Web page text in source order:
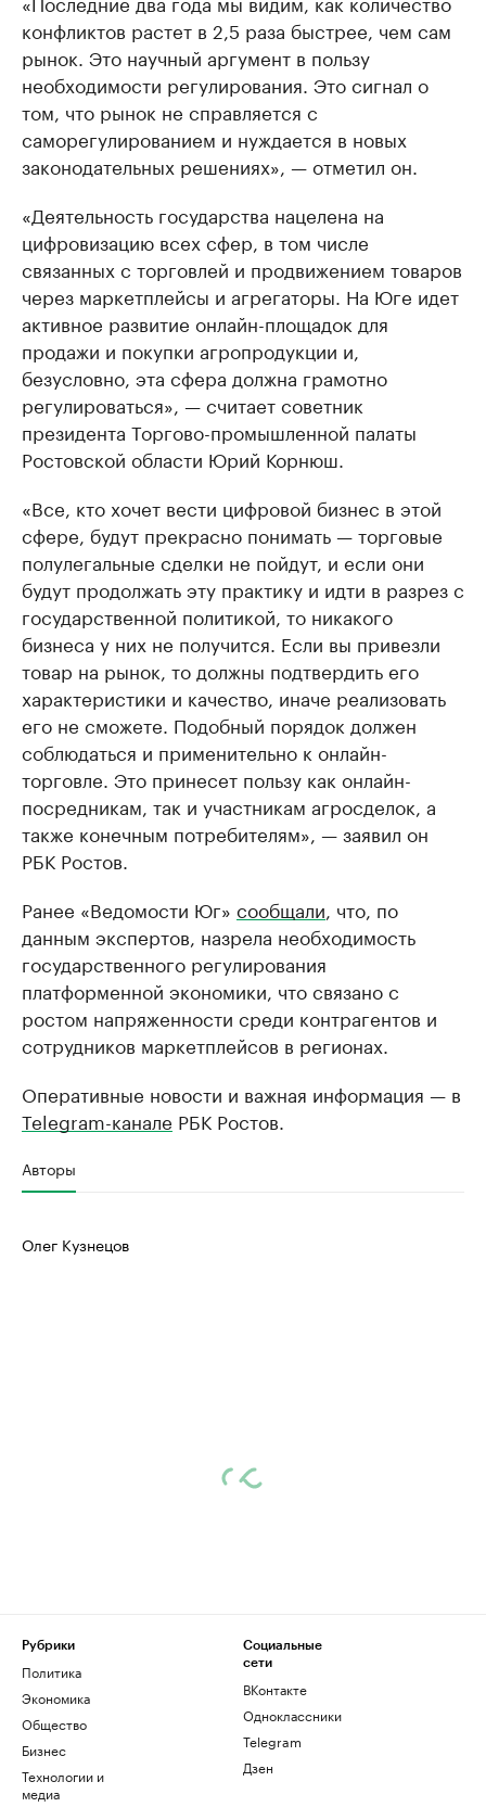
конфликтов растет в 2,5 раза быстрее, чем сам
рынок. Это научный аргумент в пользу
необходимости регулирования. Это сигнал о
том, что рынок не справляется с
саморегулированием и нуждается в новых
законодательных решениях», — отметил он.
«Деятельность государства нацелена на
цифровизацию всех сфер, в том числе
связанных с торговлей и продвижением товаров
через маркетплейсы и агрегаторы. На Юге идет
активное развитие онлайн-площадок для
продажи и покупки агропродукции и,
безусловно, эта сфера должна грамотно
регулироваться», — считает советник
президента Торгово-промышленной палаты
Ростовской области Юрий Корнюш.
«Все, кто хочет вести цифровой бизнес в этой
сфере, будут прекрасно понимать — торговые
полулегальные сделки не пойдут, и если они
будут продолжать эту практику и идти в разрез с
государственной политикой, то никакого
бизнеса у них не получится. Если вы привезли
товар на рынок, то должны подтвердить его
характеристики и качество, иначе реализовать
его не сможете. Подобный порядок должен
соблюдаться и применительно к онлайн-
торговле. Это принесет пользу как онлайн-
посредникам, так и участникам агросделок, а
также конечным потребителям», — заявил он
РБК Ростов.
Ранее «Ведомости Юг» сообщали , что, по
данным экспертов, назрела необходимость
государственного регулирования
платформенной экономики, что связано с
ростом напряженности среди контрагентов и
сотрудников маркетплейсов в регионах.
Оперативные новости и важная информация — в
Telegram-канале РБК Ростов.
Авторы
Олег Кузнецов
Рубрики
Политика
Экономика
Общество
Бизнес
Технологии и
медиа
Социальные
сети
ВКонтакте
Одноклассники
Telegram
Дзен